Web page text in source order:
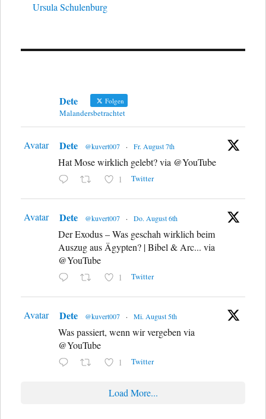
Ursula Schulenburg
Dete Folgen
Malandersbetrachtet
Avatar Dete @kuvert007 · Fr. August 7th
Hat Mose wirklich gelebt? via @YouTube
1 Twitter
Avatar Dete @kuvert007 · Do. August 6th
Der Exodus – Was geschah wirklich beim
Auszug aus Ägypten? | Bibel & Arc... via
@YouTube
1 Twitter
Avatar Dete @kuvert007 · Mi. August 5th
Was passiert, wenn wir vergeben via
@YouTube
1 Twitter
Load More...